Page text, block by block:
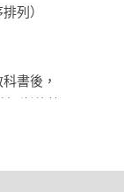
書後，
漸萌芽。
密接觸後的困
誠摯給出相處叮